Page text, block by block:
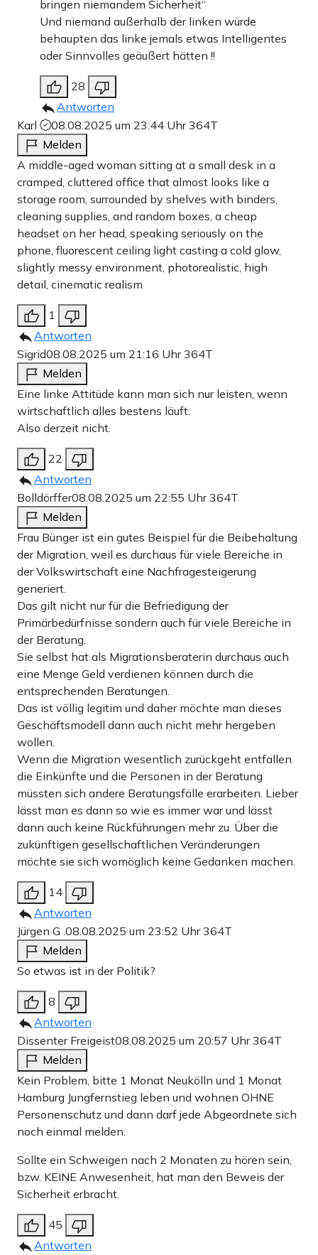
bringen niemandem Sicherheit“
Und niemand außerhalb der linken würde
behaupten das linke jemals etwas Intelligentes
oder Sinnvolles geäußert hätten !!
28
Antworten
Karl
08.08.2025 um 23:44 Uhr364T
Melden
A middle-aged woman sitting at a small desk in a
cramped, cluttered office that almost looks like a
storage room, surrounded by shelves with binders,
cleaning supplies, and random boxes, a cheap
headset on her head, speaking seriously on the
phone, fluorescent ceiling light casting a cold glow,
slightly messy environment, photorealistic, high
detail, cinematic realism
1
Antworten
Sigrid08.08.2025 um 21:16 Uhr364T
Melden
Eine linke Attitüde kann man sich nur leisten, wenn
wirtschaftlich alles bestens läuft.
Also derzeit nicht.
22
Antworten
Bolldörffer08.08.2025 um 22:55 Uhr364T
Melden
Frau Bünger ist ein gutes Beispiel für die Beibehaltung
der Migration, weil es durchaus für viele Bereiche in
der Volkswirtschaft eine Nachfragesteigerung
generiert.
Das gilt nicht nur für die Befriedigung der
Primärbedürfnisse sondern auch für viele Bereiche in
der Beratung.
Sie selbst hat als Migrationsberaterin durchaus auch
eine Menge Geld verdienen können durch die
entsprechenden Beratungen.
Das ist völlig legitim und daher möchte man dieses
Geschäftsmodell dann auch nicht mehr hergeben
wollen.
Wenn die Migration wesentlich zurückgeht entfallen
die Einkünfte und die Personen in der Beratung
müssten sich andere Beratungsfälle erarbeiten. Lieber
lässt man es dann so wie es immer war und lässt
dann auch keine Rückführungen mehr zu. Über die
zukünftigen gesellschaftlichen Veränderungen
möchte sie sich womöglich keine Gedanken machen.
14
Antworten
Jürgen G . 08.08.2025 um 23:52 Uhr364T
Melden
So etwas ist in der Politik?
8
Antworten
Dissenter Freigeist08.08.2025 um 20:57 Uhr364T
Melden
Kein Problem, bitte 1 Monat Neukölln und 1 Monat
Hamburg Jungfernstieg leben und wohnen OHNE
Personenschutz und dann darf jede Abgeordnete sich
noch einmal melden.
Sollte ein Schweigen nach 2 Monaten zu hören sein,
bzw. KEINE Anwesenheit, hat man den Beweis der
Sicherheit erbracht.
45
Antworten